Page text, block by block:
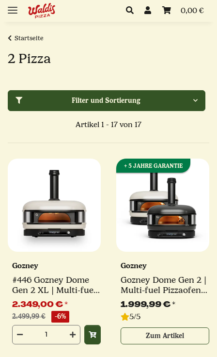
0,00 €
Startseite
2 Pizza
Filter und Sortierung
Artikel 1 - 17 von 17
Gozney
#446 Gozney Dome
Gen 2 XL | Multi-fuel
Pizzaofen | creme
2.349,00 €*
2.499,99 € -6%
+ 5 JAHRE GARANTIE
Gozney
Gozney Dome Gen 2 |
Multi-fuel Pizzaofen |
schwarz oder creme
1.999,99 €*
5/5
Zum Artikel